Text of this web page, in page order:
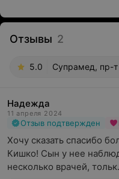
Отзывы 2
5.0 Супрамед, пр-
Надежда
11 апреля 2024
Отзыв подтвержден
Хочу сказать спасибо
Кишко! Сын у нее
несколько врачей,